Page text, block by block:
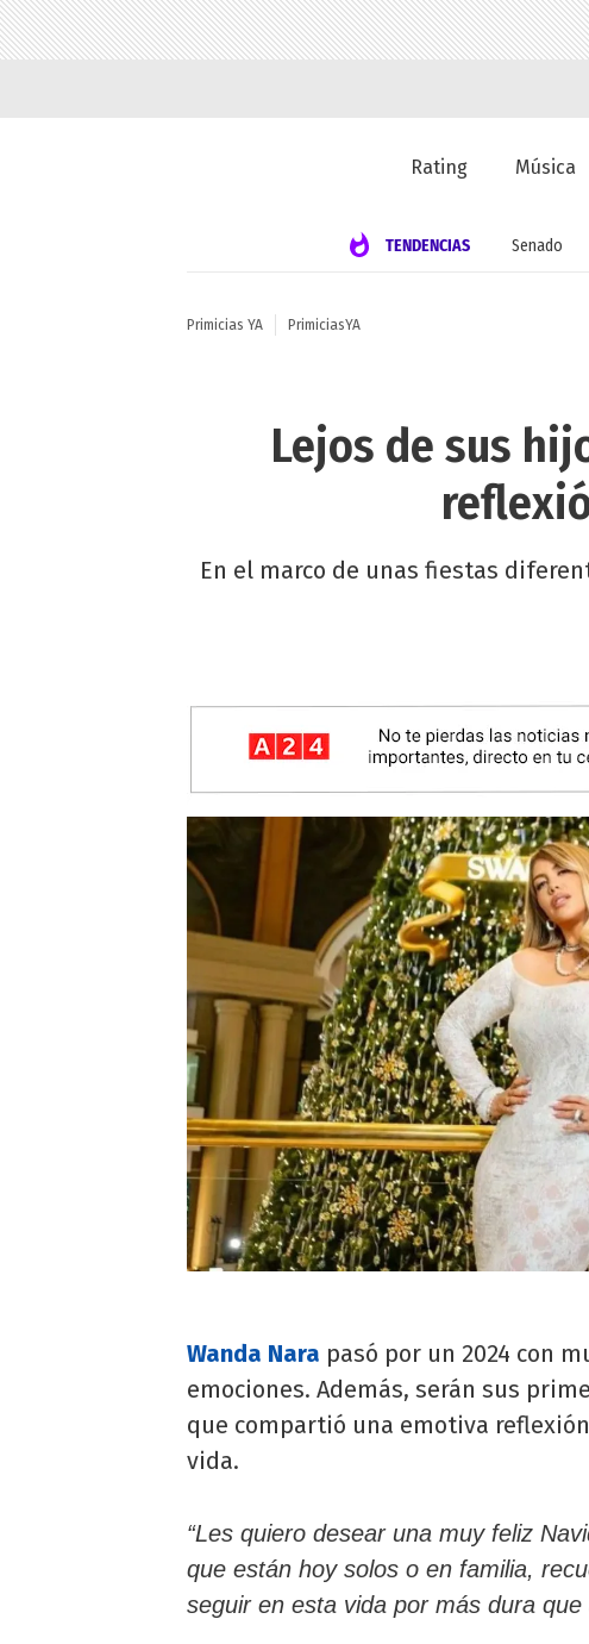
Rating Música
TENDENCIAS Senado
Primicias YA PrimiciasYA
Lejos de sus
En el marco de unas fiestas
Wanda Nara pasó por un 2024 con
emociones. Además, serán sus
que compartió una emotiva
vida.
“Les quiero desear una muy feliz
que están hoy solos o en familia,
seguir en esta vida por más dura que